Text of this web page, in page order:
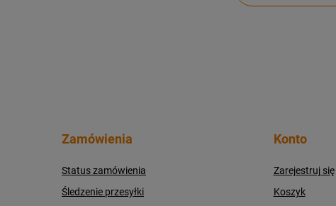
Zamówienia
Status zamówienia
Śledzenie przesyłki
Konto
Zarejestruj się
Koszyk